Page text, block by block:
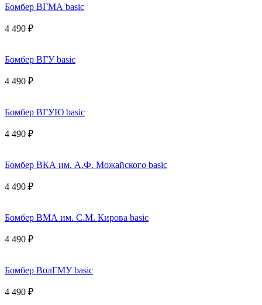
Бомбер ВГМА basic
4 490 ₽
Бомбер ВГУ basic
4 490 ₽
Бомбер ВГУЮ basic
4 490 ₽
Бомбер ВКА им. А.Ф. Можайского basic
4 490 ₽
Бомбер ВМА им. С.М. Кирова basic
4 490 ₽
Бомбер ВолГМУ basic
4 490 ₽